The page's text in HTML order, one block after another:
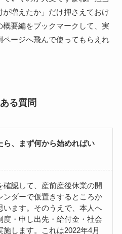
増えたか」だけ押さえておけ
要編をブックマークして、実
ージへ飛んで使ってもらえれ
る質問
ら、まず何から始めればい
確認して、産前産後休業の開
ンダーで仮置きするところか
います。そのうえで、本人へ
度・申し出先・給付金・社会
します。これは2022年4月